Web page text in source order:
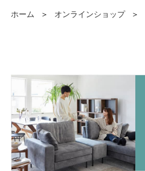
ホーム ＞ オンラインショップ ＞